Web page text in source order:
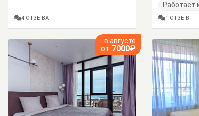
4 ОТЗЫВА
Работает
1 ОТЗЫВ
в августе
от 7000₽